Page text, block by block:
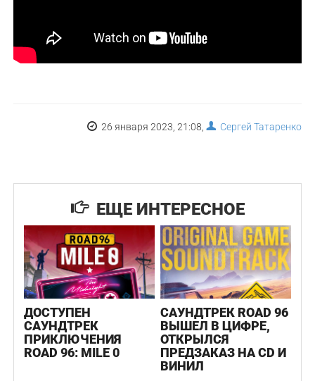
26 января 2023, 21:08, Сергей Татаренко
ЕЩЕ ИНТЕРЕСНОЕ
ДОСТУПЕН
САУНДТРЕК
ПРИКЛЮЧЕНИЯ
ROAD 96: MILE 0
САУНДТРЕК ROAD 96
ВЫШЕЛ В ЦИФРЕ,
ОТКРЫЛСЯ
ПРЕДЗАКАЗ НА CD И
ВИНИЛ